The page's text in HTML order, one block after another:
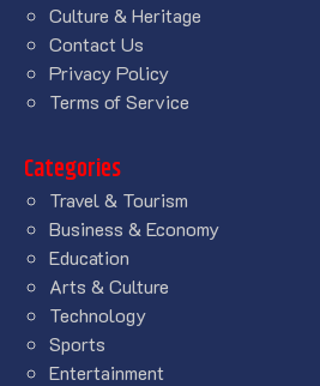
Culture & Heritage
Contact Us
Privacy Policy
Terms of Service
Categories
Travel & Tourism
Business & Economy
Education
Arts & Culture
Technology
Sports
Entertainment